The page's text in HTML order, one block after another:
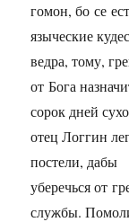
гомон, бо се
языческие
ведра, тому,
от Бога
сорок дней
отец Логгин
постели, дабы
уберечься от
службы.